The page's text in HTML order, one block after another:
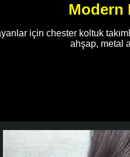
Modern
için chester koltuk
ahşap, metal